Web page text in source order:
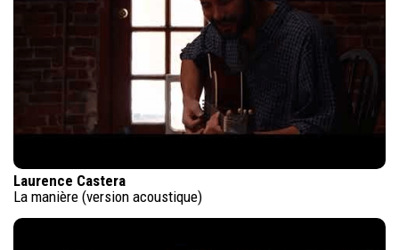
Laurence Castera
La manière (version acoustique)